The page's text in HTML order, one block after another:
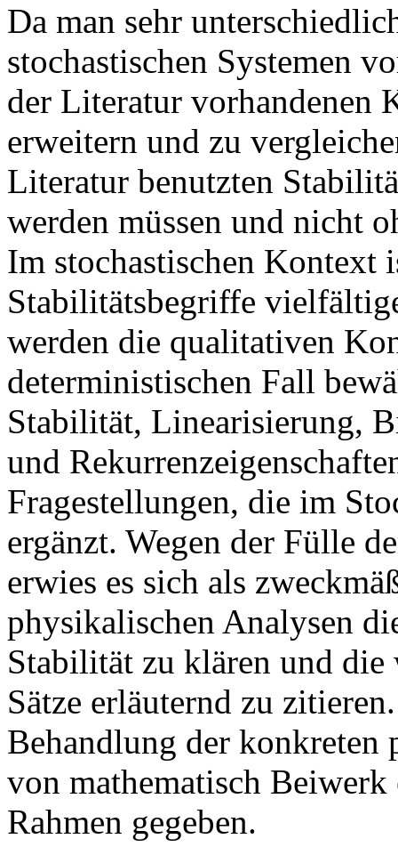
Da man sehr
stochastischen Systemen
der Literatur vorhandenen
erweitern und zu
Literatur benutzten
werden müssen und nicht
Im stochastischen Kontext
Stabilitätsbegriffe
werden die qualitativen
deterministischen Fall
Stabilität, Linearisierung,
und
Fragestellungen, die im
ergänzt. Wegen der Fülle
erwies es sich als
physikalischen Analysen
Stabilität zu klären und die
Sätze erläuternd zu
Behandlung der konkreten
von mathematisch
Rahmen gegeben.